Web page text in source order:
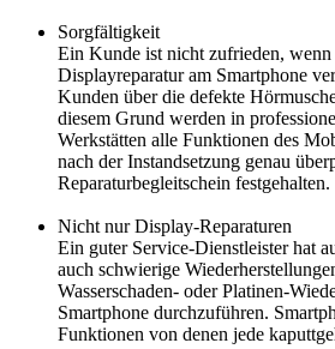
Sorgfältigkeit
Ein Kunde ist nicht zufrieden, wenn
Displayreparatur am Smartphone
Kunden über die defekte
diesem Grund werden in
Werkstätten alle Funktionen des
nach der Instandsetzung genau
Reparaturbegleitschein festgehalten.
Nicht nur Display-Reparaturen
Ein guter Service-Dienstleister hat
auch schwierige
Wasserschaden- oder Platinen-
Smartphone durchzuführen.
Funktionen von denen jede